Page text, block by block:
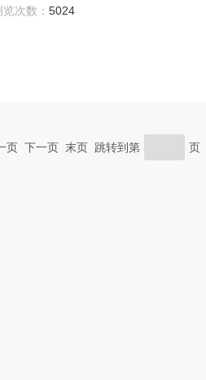
览次数：5024
页 下一页 末页 跳转到第 页